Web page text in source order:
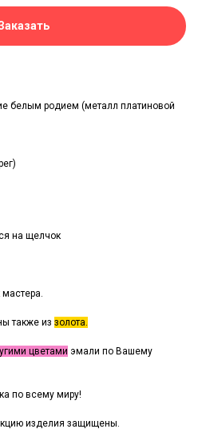
белым родием (металл платиновой
на щелчок
мастера.
также из золота.
цветами эмали по Вашему
по всему миру!
изделия защищены.